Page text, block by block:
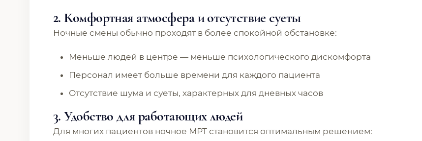
2. Комфортная атмосфера и отсутствие суеты
Ночные смены обычно проходят в более спокойной обстановке:
Меньше людей в центре — меньше психологического дискомфорта
Персонал имеет больше времени для каждого пациента
Отсутствие шума и суеты, характерных для дневных часов
3. Удобство для работающих людей
Для многих пациентов ночное МРТ становится оптимальным решением: